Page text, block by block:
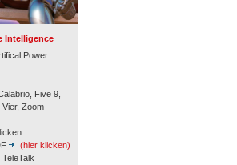
Intelligence
Power.
Five 9,
Zoom
(hier klicken)